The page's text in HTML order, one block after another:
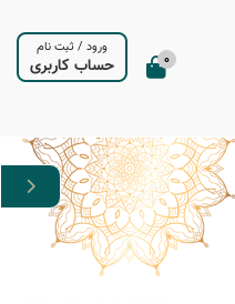
0
ورود / ثبت نام
حساب کاربری